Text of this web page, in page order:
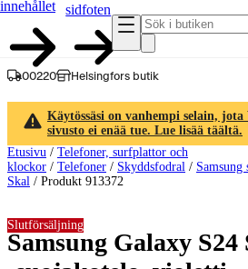
innehållet
sidfoten
00220 Helsingfors butik
Käytössäsi on vanhempi selain,
sivusto ei enää tue. Lue lisää täältä.
Etusivu / Telefoner, surfplattor och
klockor / Telefoner / Skyddsfodral / Samsung
Skal / Produkt 913372
Samsung Galaxy S24
Slutförsäljning